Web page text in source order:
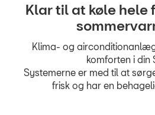
Klar til at køle hele
Klima- og
komforten i din
Systemerne er med til at
frisk og har en